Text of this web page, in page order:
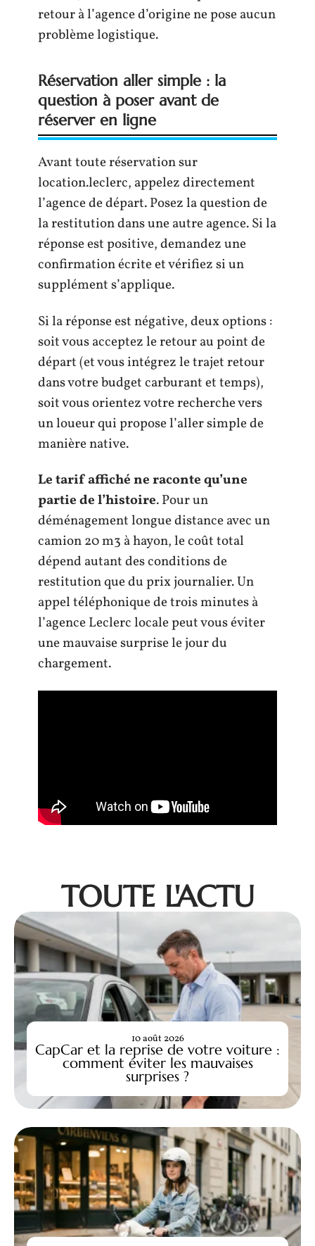
retour à l’agence d’origine ne pose aucun
problème logistique.
Réservation aller simple : la
question à poser avant de
réserver en ligne
Avant toute réservation sur
location.leclerc, appelez directement
l’agence de départ. Posez la question de
la restitution dans une autre agence. Si la
réponse est positive, demandez une
confirmation écrite et vérifiez si un
supplément s’applique.
Si la réponse est négative, deux options :
soit vous acceptez le retour au point de
départ (et vous intégrez le trajet retour
dans votre budget carburant et temps),
soit vous orientez votre recherche vers
un loueur qui propose l’aller simple de
manière native.
Le tarif affiché ne raconte qu’une
partie de l’histoire. Pour un
déménagement longue distance avec un
camion 20 m3 à hayon, le coût total
dépend autant des conditions de
restitution que du prix journalier. Un
appel téléphonique de trois minutes à
l’agence Leclerc locale peut vous éviter
une mauvaise surprise le jour du
chargement.
TOUTE L'ACTU
CapCar et la reprise de votre voiture :
comment éviter les mauvaises
surprises ?
10 août 2026